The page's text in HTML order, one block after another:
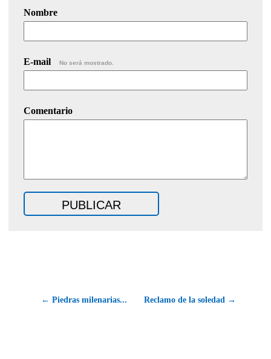
Nombre
E-mail No será mostrado.
Comentario
← Piedras milenarias... Reclamo de la soledad →